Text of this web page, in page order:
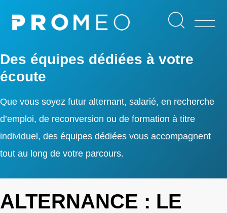
contenu
Des équipes dédiées à votre
écoute
Que vous soyez futur alternant, salarié, en recherche
d’emploi, de reconversion ou de formation à titre
individuel, des équipes dédiées vous accompagnent
tout au long de votre parcours.
ALTERNANCE : LE